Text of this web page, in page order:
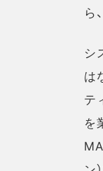
ら
シ
は
テ
を